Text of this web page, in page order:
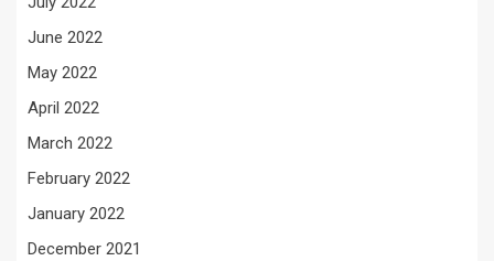
June 2022
May 2022
April 2022
March 2022
February 2022
January 2022
December 2021